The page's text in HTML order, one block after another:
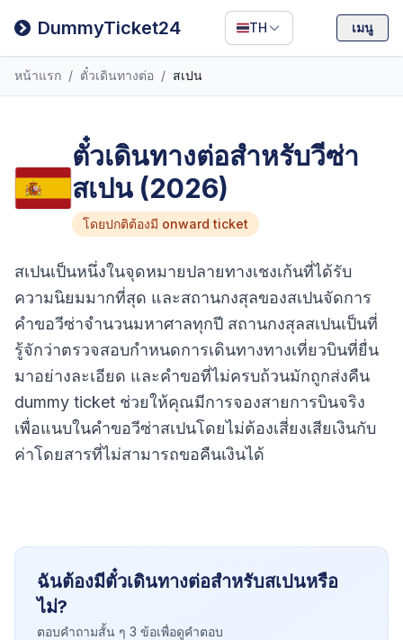
DummyTicket24 TH
Filipino
Deutsch
เมนู
หน้าแรก / ตั๋วเดินทางต่อ / สเปน
ตั๋วเดินทางต่อสำหรับวีซ่า
สเปน (2026)
โดยปกติต้องมี onward ticket
สเปนเป็นหนึ่งในจุดหมายปลายทางเชงเก้นที่ได้รับ
ความนิยมมากที่สุด และสถานกงสุลของสเปนจัดการ
คำขอวีซ่าจำนวนมหาศาลทุกปี สถานกงสุลสเปนเป็นที่
รู้จักว่าตรวจสอบกำหนดการเดินทางทางเที่ยวบินที่ยื่น
มาอย่างละเอียด และคำขอที่ไม่ครบถ้วนมักถูกส่งคืน
dummy ticket ช่วยให้คุณมีการจองสายการบินจริง
เพื่อแนบในคำขอวีซ่าสเปนโดยไม่ต้องเสี่ยงเสียเงินกับ
ค่าโดยสารที่ไม่สามารถขอคืนเงินได้
ฉันต้องมีตั๋วเดินทางต่อสำหรับสเปนหรือ
ไม่?
ตอบคำถามสั้น ๆ 3 ข้อเพื่อดูคำตอบ